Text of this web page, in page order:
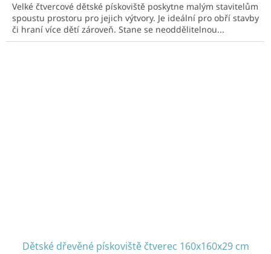
Velké čtvercové dětské pískoviště poskytne malým stavitelům
spoustu prostoru pro jejich výtvory. Je ideální pro obří stavby
či hraní více dětí zároveň. Stane se neoddělitelnou...
Dětské dřevěné pískoviště čtverec 160x160x29 cm